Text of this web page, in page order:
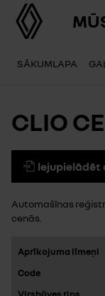
SĀKUMLAPA
CLIO
lejupielādēt
Automašīnas
cenās.